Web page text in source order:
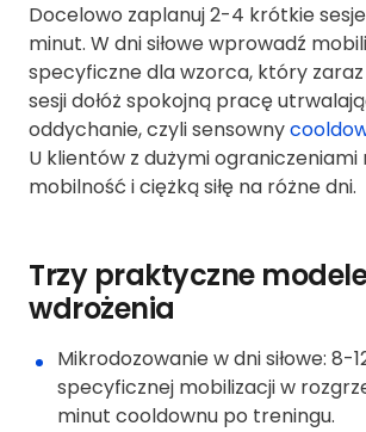
Docelowo zaplanuj 2-4 krótkie
minut. W dni siłowe wprowadź
specyficzne dla wzorca, który zaraz
sesji dołóż spokojną pracę
oddychanie, czyli sensowny
U klientów z dużymi ograniczeniami
mobilność i ciężką siłę na różne dni.
Trzy praktyczne
wdrożenia
Mikrodozowanie w dni siłowe: 8-
specyficznej mobilizacji w
minut cooldownu po treningu.